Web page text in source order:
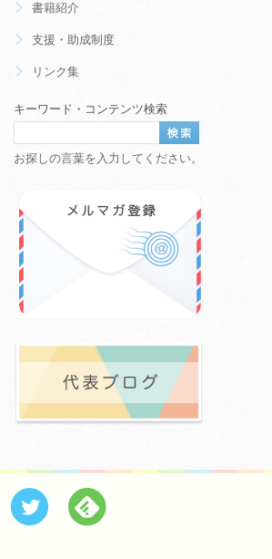
書籍紹介
支援・助成制度
リンク集
キーワード・コンテンツ検索
お探しの言葉を入力してください。